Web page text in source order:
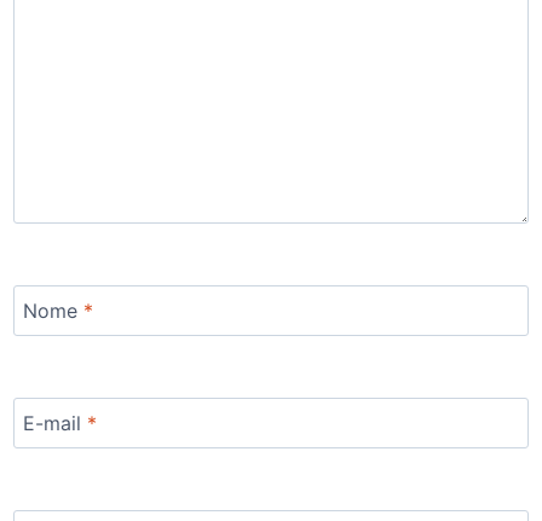
Nome *
E-mail *